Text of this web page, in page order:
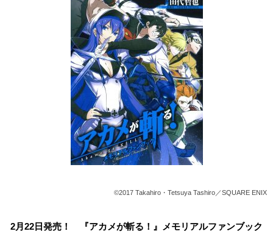
©2017 Takahiro・Tetsuya Tashiro／SQUARE ENIX
2月22 日発売！ 『アカメが斬る！』メモリアルファンブック